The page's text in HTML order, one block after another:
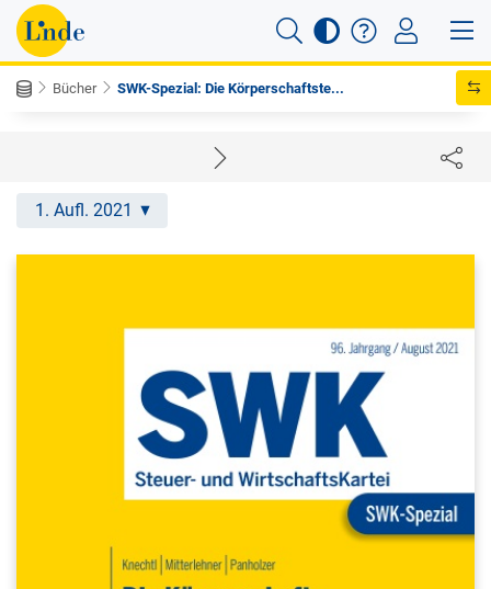
Bücher SWK-Spezial: Die Körperschaftste...
1. Aufl. 2021